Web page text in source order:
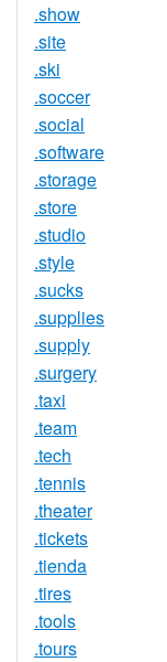
.show
.site
.ski
.soccer
.social
.software
.storage
.store
.studio
.style
.sucks
.supplies
.supply
.surgery
.taxi
.team
.tech
.tennis
.theater
.tickets
.tienda
.tires
.tools
.tours